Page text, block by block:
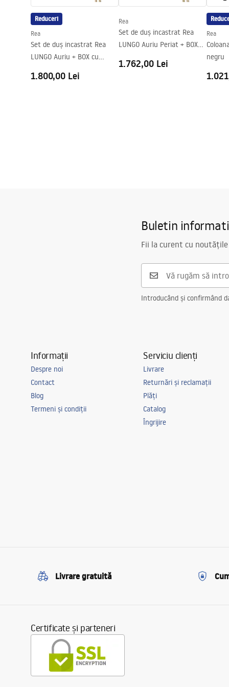
Garantie
24 luni
Acoperire Easy Clean
Reduceri
Rea
Set de duș incastrat Rea
LUNGO Auriu + BOX cu
1.800,00 Lei
Rea
Set de duș incastrat Rea
LUNGO Auriu Periat + BOX
1.762,00 Lei
Rea
negru
Buletin
Fii la curent cu
Introducând și confirmând
Informații
Despre noi
Contact
Blog
Termeni și condiții
Serviciu clienți
Livrare
Returnări și reclamații
Plăți
Catalog
Îngrijire
Livrare gratuită
Certificate și parteneri